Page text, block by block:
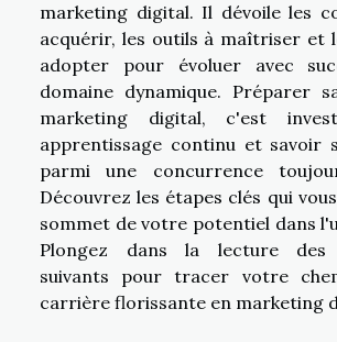
marketing digital. Il dévoile les
acquérir, les outils à maîtriser et
adopter pour évoluer avec
domaine dynamique. Préparer
marketing digital, c'est
apprentissage continu et savoir
parmi une concurrence
Découvrez les étapes clés qui
sommet de votre potentiel dans
Plongez dans la lecture des
suivants pour tracer votre
carrière florissante en marketing